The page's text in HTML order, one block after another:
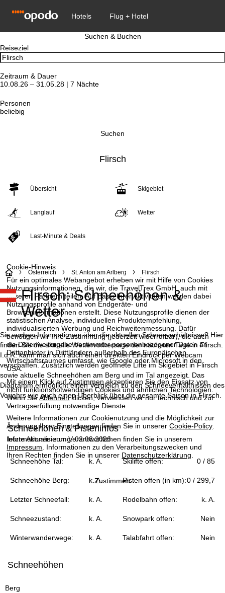
Cookie-Hinweis
Für ein optimales Webangebot erheben wir mit Hilfe von Cookies
Nutzungsinformationen, die wir, die TravelTrex GmbH, auch mit
unseren Partnern teilen. Auf Basis Ihrer Aktivitäten werden dabei
Nutzungsprofile anhand von Endgeräte- und
Browserinformationen erstellt. Diese Nutzungsprofile dienen der
statistischen Analyse, individuellen Produktempfehlung,
individualisierten Werbung und Reichweitenmessung. Dafür
benötigen wir Ihre Zustimmung (jederzeit widerrufbar), die auch
die Datenweitergabe bestimmter personenbezogener Daten an
Drittanbieter in Drittländern außerhalb des Europäischen
Wirtschaftsraumes umfasst, wie Google oder Microsoft in den
USA.
Mit einem Klick aufZustimmenakzeptieren Sie den Einsatz von
nicht funktionsnotwendigen Cookies und ähnlichen Technologien.
Wenn SieAblehnenklicken, verwenden wir nur technisch und zur
Vertragserfüllung notwendige Dienste.
Weitere Informationen zur Cookienutzung und die Möglichkeit zur
Änderung Ihrer Einstellungen finden Sie in unsererCookie-Policy.
Informationen zum Verantwortlichen finden Sie in unserem
Impressum. Informationen zu den Verarbeitungszwecken und
Ihren Rechten finden Sie in unserer Datenschutzerklärung.
Zustimmen
Suchen & Buchen
Reiseziel
Zeitraum & Dauer
10.08.26 – 31.05.28 | 7 Nächte
Personen
beliebig
Suchen
Flirsch
Übersicht Skigebiet
Langlauf Wetter
Last-Minute & Deals
S
t
a
r
t
s
e
i
t
e
Österreich St. Anton am Arlberg Flirsch
Flirsch: Schneehöhen &
Wetter
Sie suchen Informationen über die aktuellen Schneeverhältnisse? Hier
finden Sie die aktuelle Wettervorhersage der nächsten Tage in Flirsch.
I.d.R. kann man sich auch einen direkten Eindruck per Webcam
verschaffen. Zusätzlich werden geöffnete Lifte im Skigebiet in Flirsch
sowie aktuelle Schneehöhen am Berg und im Tal angezeigt. Das
Diagramm ermöglicht einen Vergleich zu den Schneeverhältnissen des
Vorjahrs wie auch einen Überblick über die gesamte Saison in Flirsch.
Schneehöhen & Pisteninfos
letzte Aktualisierung: 02.08.2026
Schneehöhe Tal: k. A. Skilifte offen: 0 / 85
Schneehöhe Berg: k. A. Pisten offen (in km):0 / 299,7
Letzter Schneefall: k. A. Rodelbahn offen: k. A.
Schneezustand: k. A. Snowpark offen: Nein
Winterwanderwege: k. A. Talabfahrt offen: Nein
Schneehöhen
Berg